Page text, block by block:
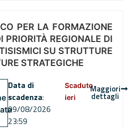
PER LA FORMAZIONE
PRIORITÀ REGIONALE DI
SU STRUTTURE
STRATEGICHE
Data di
scadenza:
09/08/2026
23:59
Scaduto
ieri
Maggiori
dettagli